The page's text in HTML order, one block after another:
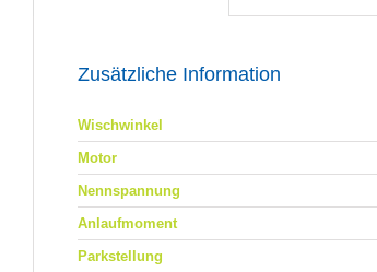
Zusätzliche Information
Wischwinkel
Motor
Nennspannung
Anlaufmoment
Parkstellung